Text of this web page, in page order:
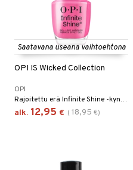
Saatavana useana vaihtoehtona
OPI IS Wicked Collection
OPI
Rajoitettu erä Infinite Shine -kynsilakkaa, joka on saanut inspiraationsa Wicked-elokuvasta.
alk. 12,95 € ( 18,95 €)